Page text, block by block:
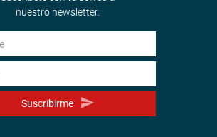
nuestro newsletter.
Suscribirme